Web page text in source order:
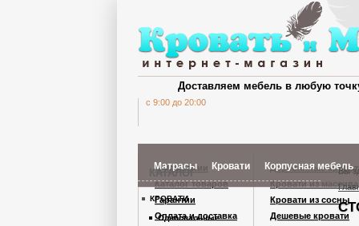
c 9:00 до 20:00
Доставляем мебель в любую
Матрасы Кровати Корпусная мебель
Шкафы Кардинал
Вы
КАТАЛОГ
КРОВАТИ
Односпальные
О компании
Каталог товаров
Гарантии
Оплата и доставка
Деревянные
Кровати из массива
Кровати из сосны
Дешевые кровати